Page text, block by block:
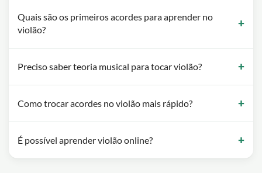
Quais são os primeiros acordes para aprender no
violão?
Preciso saber teoria musical para tocar violão?
Como trocar acordes no violão mais rápido?
É possível aprender violão online?